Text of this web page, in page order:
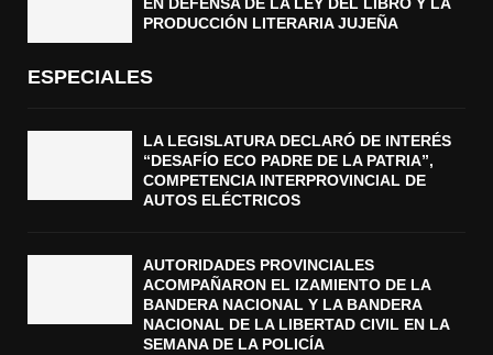
PRODUCCIÓN LITERARIA JUJEÑA
ESPECIALES
LA LEGISLATURA DECLARÓ DE INTERÉS
“DESAFÍO ECO PADRE DE LA PATRIA”,
COMPETENCIA INTERPROVINCIAL DE
AUTOS ELÉCTRICOS
AUTORIDADES PROVINCIALES
ACOMPAÑARON EL IZAMIENTO DE LA
BANDERA NACIONAL Y LA BANDERA
NACIONAL DE LA LIBERTAD CIVIL EN LA
SEMANA DE LA POLICÍA